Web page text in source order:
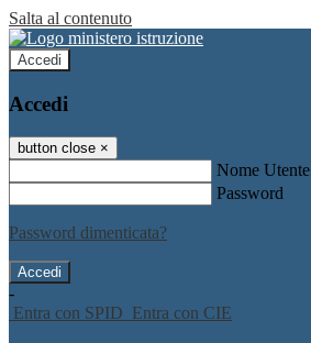
Salta al contenuto
Accedi
Accedi
button close ×
Nome Utente
Password
Password dimenticata?
-
Entra con SPID Entra con CIE